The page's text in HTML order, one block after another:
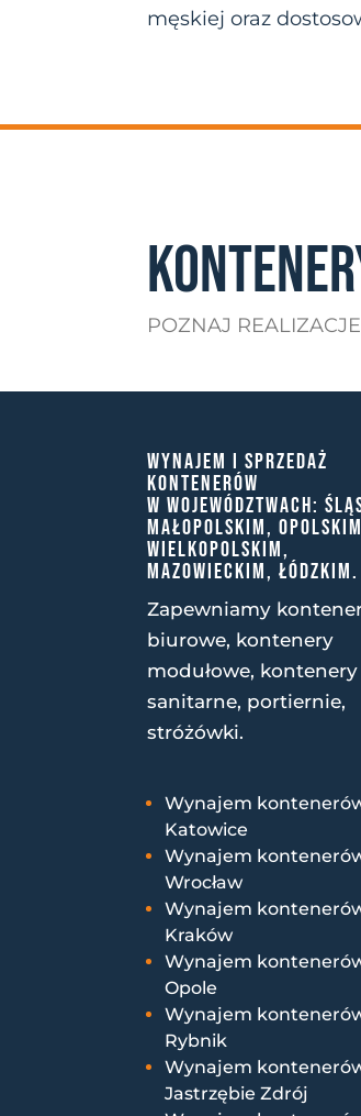
męskiej oraz
POZNAJ
WYNAJEM I SPRZEDAŻ
KONTENERÓW
W WOJEWÓDZTWACH:
MAŁOPOLSKIM,
WIELKOPOLSKIM,
MAZOWIECKIM, ŁÓDZKIM.
Zapewniamy
biurowe, kontenery
modułowe, kontenery
sanitarne, portiernie,
stróżówki.
Wynajem
Katowice
Wynajem
Wrocław
Wynajem
Kraków
Wynajem
Opole
Wynajem
Rybnik
Wynajem
Jastrzębie Zdrój